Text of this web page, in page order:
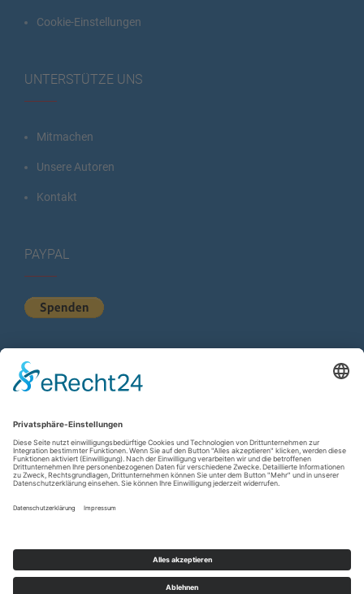
Cookie-Einstellungen
UNTERSTÜTZE UNS
Mitmachen
Unsere Autoren
Kontakt
PAYPAL
KURZSTATISTIK
Total Views:615.507
Besucher gesamt:225.505
Gesamt Beiträge: